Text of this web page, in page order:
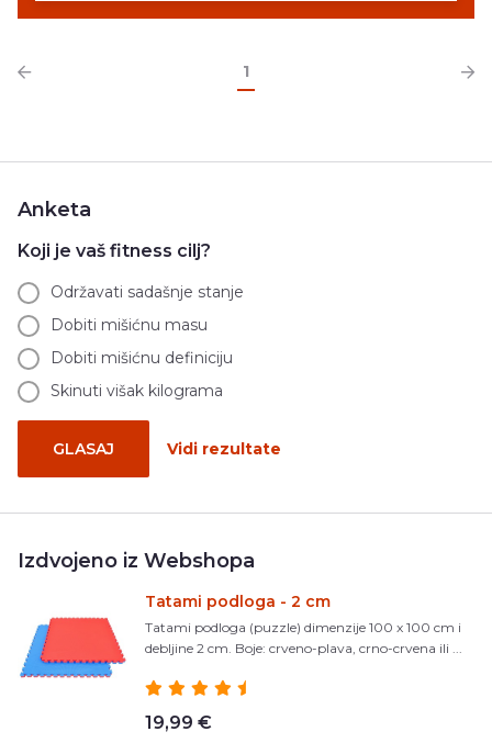
1
Anketa
Koji je vaš fitness cilj?
Održavati sadašnje stanje
Dobiti mišićnu masu
Dobiti mišićnu definiciju
Skinuti višak kilograma
GLASAJ Vidi rezultate
Izdvojeno iz Webshopa
Tatami podloga - 2 cm
Tatami podloga (puzzle) dimenzije 100 x 100 cm i
debljine 2 cm. Boje: crveno-plava, crno-crvena ili ...
19,99 €